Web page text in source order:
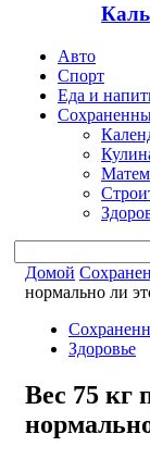
Авто
Спорт
Еда и
Домой
нормально ли
Здоровье
Вес 75 кг